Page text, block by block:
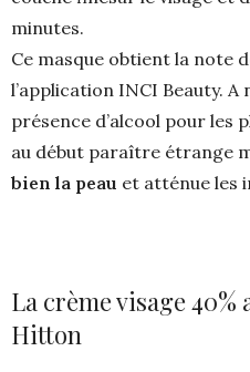
minutes.
Ce masque obtient la note
l’application INCI Beauty.
présence d’alcool pour les
au début paraître étrange
bien la peau et atténue les
La crème visage 40%
Hitton